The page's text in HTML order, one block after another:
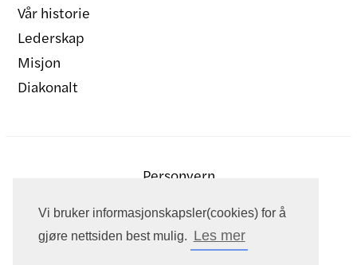
Vi bruker informasjonskapsler(cookies) for å
gjøre nettsiden best mulig. Les mer
Vår historie
Lederskap
Misjon
Diakonalt
Personvern